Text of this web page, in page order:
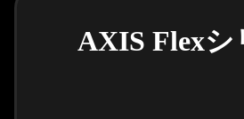
AXIS Flexシ